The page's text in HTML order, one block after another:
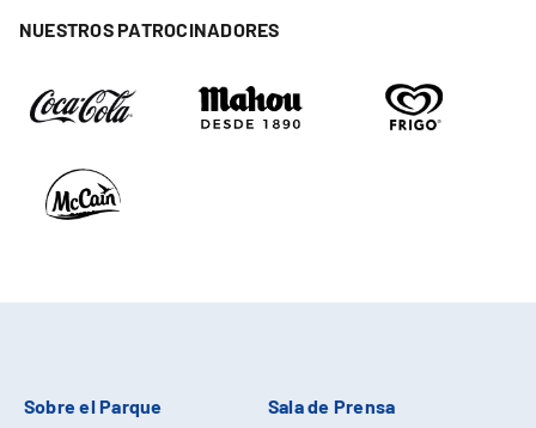
NUESTROS PATROCINADORES
Sobre el Parque Sala de Prensa